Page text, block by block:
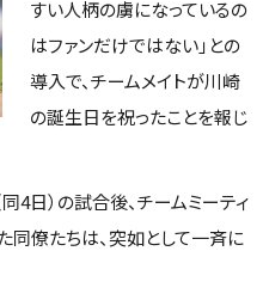
すい人柄の虜になっているの
はファンだけではない」との
導入で、チームメイトが川崎
の誕生日を祝ったことを報じ
日）の試合後、チームミーティ
同僚たちは、突如として一斉に